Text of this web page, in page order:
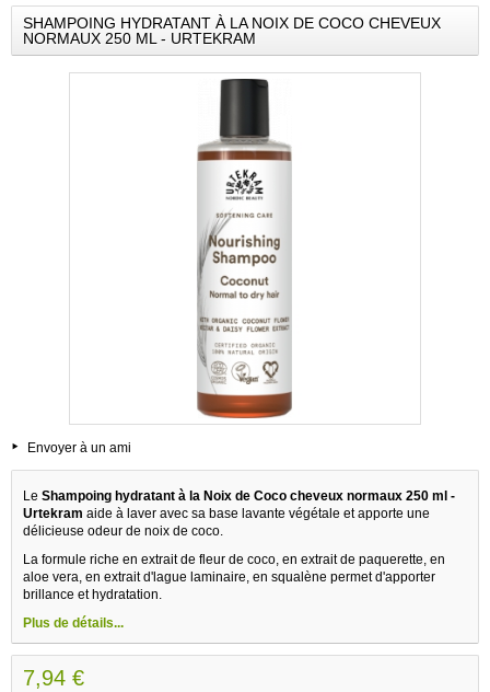
SHAMPOING HYDRATANT À LA NOIX DE COCO CHEVEUX
NORMAUX 250 ML - URTEKRAM
Envoyer à un ami
Le Shampoing hydratant à la Noix de Coco cheveux normaux 250 ml -
Urtekram aide à laver avec sa base lavante végétale et apporte une
délicieuse odeur de noix de coco.
La formule riche en extrait de fleur de coco, en extrait de paquerette, en
aloe vera, en extrait d'lague laminaire, en squalène permet d'apporter
brillance et hydratation.
Plus de détails...
7,94 €